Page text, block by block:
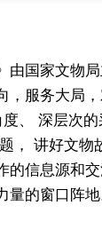
国家文物局
，服务大局
、 深层次
， 讲好文物
的信息源和
的窗口阵地